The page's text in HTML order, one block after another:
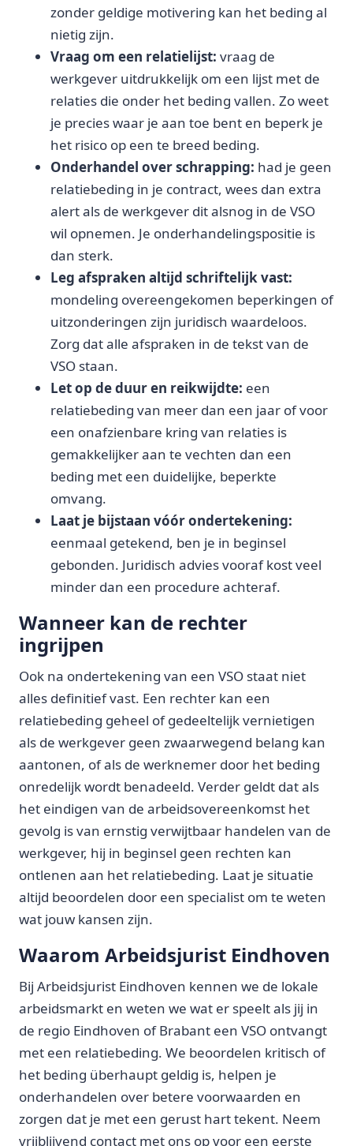
zonder geldige motivering kan het beding al
nietig zijn.
Vraag om een relatielijst: vraag de
werkgever uitdrukkelijk om een lijst met de
relaties die onder het beding vallen. Zo weet
je precies waar je aan toe bent en beperk je
het risico op een te breed beding.
Onderhandel over schrapping: had je geen
relatiebeding in je contract, wees dan extra
alert als de werkgever dit alsnog in de VSO
wil opnemen. Je onderhandelingspositie is
dan sterk.
Leg afspraken altijd schriftelijk vast:
mondeling overeengekomen beperkingen of
uitzonderingen zijn juridisch waardeloos.
Zorg dat alle afspraken in de tekst van de
VSO staan.
Let op de duur en reikwijdte: een
relatiebeding van meer dan een jaar of voor
een onafzienbare kring van relaties is
gemakkelijker aan te vechten dan een
beding met een duidelijke, beperkte
omvang.
Laat je bijstaan vóór ondertekening:
eenmaal getekend, ben je in beginsel
gebonden. Juridisch advies vooraf kost veel
minder dan een procedure achteraf.
Wanneer kan de rechter
ingrijpen
Ook na ondertekening van een VSO staat niet
alles definitief vast. Een rechter kan een
relatiebeding geheel of gedeeltelijk vernietigen
als de werkgever geen zwaarwegend belang kan
aantonen, of als de werknemer door het beding
onredelijk wordt benadeeld. Verder geldt dat als
het eindigen van de arbeidsovereenkomst het
gevolg is van ernstig verwijtbaar handelen van de
werkgever, hij in beginsel geen rechten kan
ontlenen aan het relatiebeding. Laat je situatie
altijd beoordelen door een specialist om te weten
wat jouw kansen zijn.
Waarom Arbeidsjurist Eindhoven
Bij Arbeidsjurist Eindhoven kennen we de lokale
arbeidsmarkt en weten we wat er speelt als jij in
de regio Eindhoven of Brabant een VSO ontvangt
met een relatiebeding. We beoordelen kritisch of
het beding überhaupt geldig is, helpen je
onderhandelen over betere voorwaarden en
zorgen dat je met een gerust hart tekent. Neem
vrijblijvend contact met ons op voor een eerste